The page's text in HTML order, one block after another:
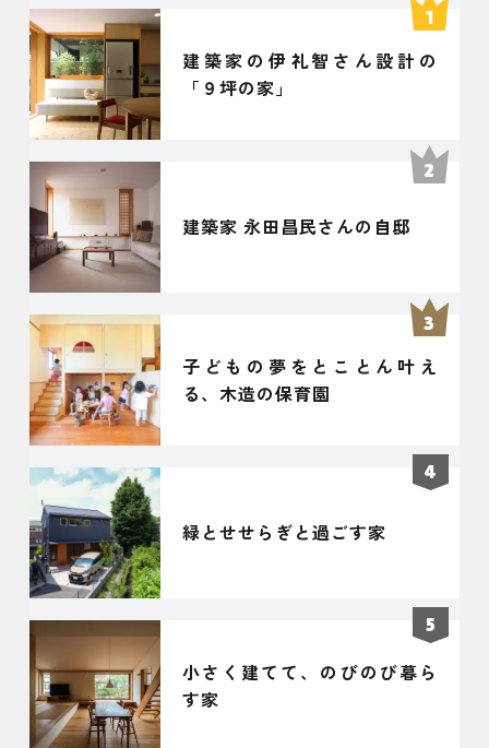
建築家の伊礼智さん設計の
「９坪の家」
建築家 永田昌民さんの自邸
子どもの夢をとことん叶え
る、木造の保育園
緑とせせらぎと過ごす家
小さく建てて、のびのび暮ら
す家